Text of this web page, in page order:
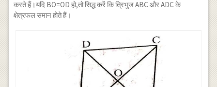
AFGE)+\operatorname{ar}
(\triangle CGE) \cdots(2)
(\triangle BGF)=2 \times
\text {ar(चतुर्भुज
AFGE)}+\operatorname{ar}
BGF)+\operatorname{ar}
(\triangle CGE) \\
\Rightarrow 2 \times
\operatorname{ar}(\triangle
करते हैं।यदि BO=OD हो,तो सिद्ध करें कि त्रिभुज ABC और ADC के
क्षेत्रफल समान होते हैं।